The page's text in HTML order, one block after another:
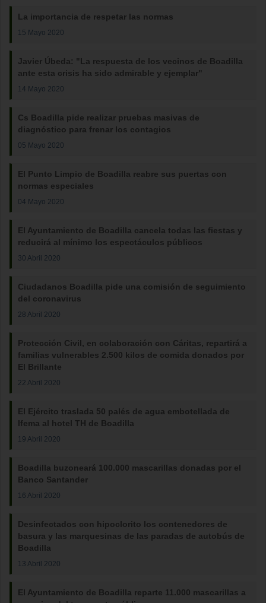
La importancia de respetar las normas
15 Mayo 2020
Javier Úbeda: "La respuesta de los vecinos de Boadilla
ante esta crisis ha sido admirable y ejemplar"
14 Mayo 2020
Cs Boadilla pide realizar pruebas masivas de
diagnóstico para frenar los contagios
05 Mayo 2020
El Punto Limpio de Boadilla reabre sus puertas con
normas especiales
04 Mayo 2020
El Ayuntamiento de Boadilla cancela todas las fiestas y
reducirá al mínimo los espectáculos públicos
30 Abril 2020
Ciudadanos Boadilla pide una comisión de seguimiento
del coronavirus
28 Abril 2020
Protección Civil, en colaboración con Cáritas, repartirá a
familias vulnerables 2.500 kilos de comida donados por
El Brillante
22 Abril 2020
El Ejército traslada 50 palés de agua embotellada de
Ifema al hotel TH de Boadilla
19 Abril 2020
Boadilla buzoneará 100.000 mascarillas donadas por el
Banco Santander
16 Abril 2020
Desinfectados con hipoclorito los contenedores de
basura y las marquesinas de las paradas de autobús de
Boadilla
13 Abril 2020
El Ayuntamiento de Boadilla reparte 11.000 mascarillas a